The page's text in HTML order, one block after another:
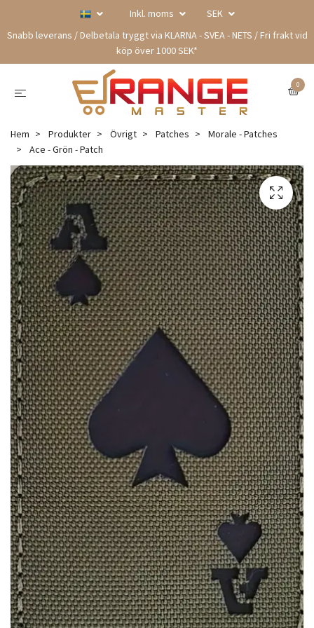
Inkl. moms
SEK
Snabb leverans / Delbetala tryggt via KLARNA - SVEA - NETS / Fri frakt vid
köp över 1000 SEK*
0
Hem Produkter Övrigt Patches
Morale - Patches
Ace - Grön - Patch